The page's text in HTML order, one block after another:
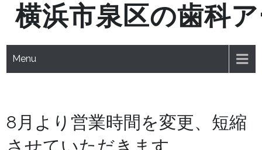
Skip横浜市泉区の歯科
Menu
8月より営業時間を変更、短縮